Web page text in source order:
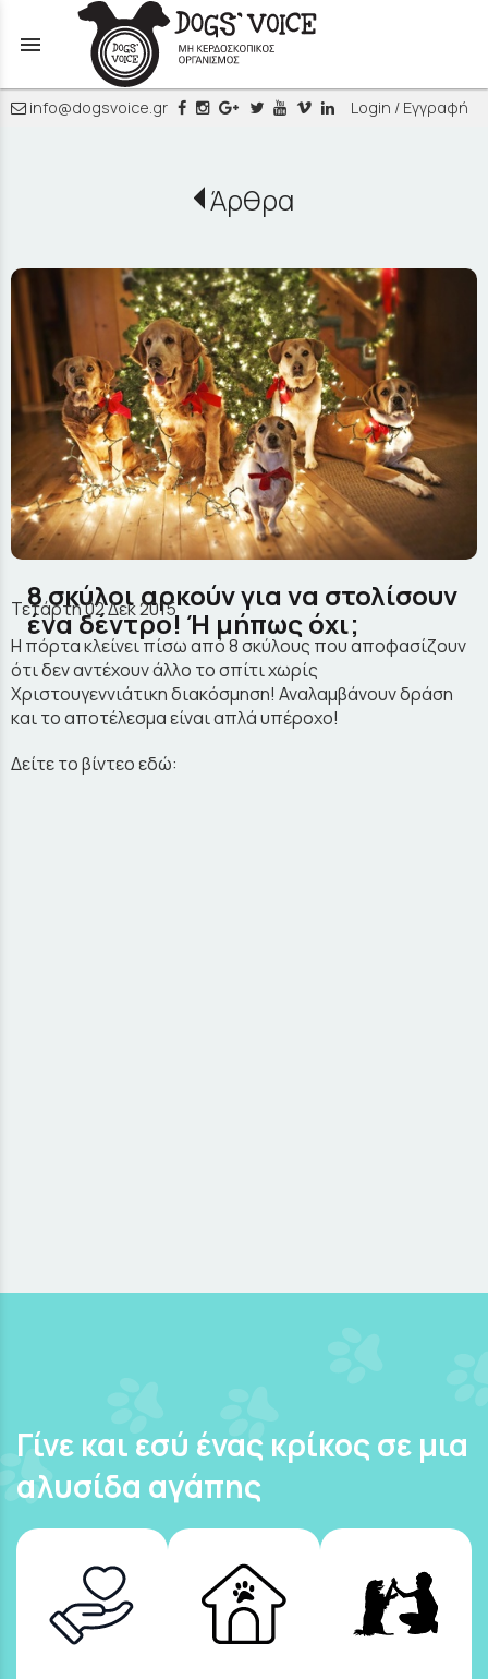
menu
info@dogsvoice.gr Login / Εγγραφή
Άρθρα
8 σκύλοι αρκούν για να στολίσουν
ένα δέντρο! Ή μήπως όχι;
Τετάρτη 02 Δεκ 2015
Η πόρτα κλείνει πίσω από 8 σκύλους που αποφασίζουν
ότι δεν αντέχουν άλλο το σπίτι χωρίς
Χριστουγεννιάτικη διακόσμηση! Αναλαμβάνουν δράση
και το αποτέλεσμα είναι απλά υπέροχο!
Δείτε το βίντεο εδώ:
Γίνε και εσύ ένας κρίκος σε μια
αλυσίδα αγάπης